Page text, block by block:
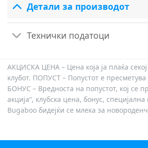
Детали за производот
Технички податоци
АКЦИСКА ЦЕНА – Цена која ја плаќа
клубот. ПОПУСТ – Попустот е
БОНУС – Вредноста на попустот, кој се
акција“, клубска цена, бонус,
Bugaboo бидејќи се млека за